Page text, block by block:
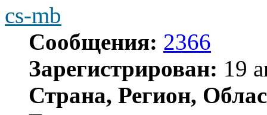
cs-mb
Сообщения: 2366
Зарегистрирован: 19
Страна, Регион,